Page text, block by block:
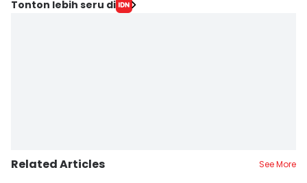
Tonton lebih seru di
Related Articles See More